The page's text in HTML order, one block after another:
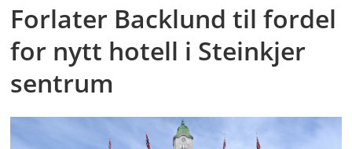
Forlater Backlund til fordel
for nytt hotell i Steinkjer
sentrum